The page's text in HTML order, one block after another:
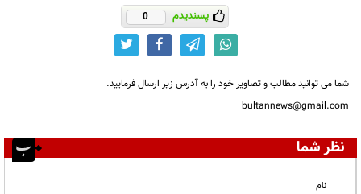
پسندیدم 0
شما می توانید مطالب و تصاویر خود را به آدرس زیر ارسال فرمایید.
bultannews@gmail.com
نظر شما
نام